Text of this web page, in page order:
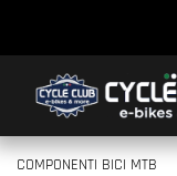
COMPONENTI BICI MTB